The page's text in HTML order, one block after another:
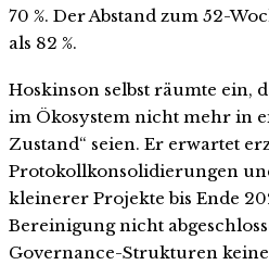
70 %. Der Abstand zum 52-
als 82 %.
Hoskinson selbst räumte ein,
im Ökosystem nicht mehr in
Zustand“ seien. Er erwartet
Protokollkonsolidierungen
kleinerer Projekte bis Ende
Bereinigung nicht
Governance-Strukturen